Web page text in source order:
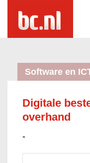
Software en
Digitale
overhand
-